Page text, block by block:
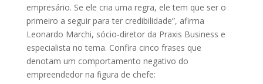
empresário. Se ele cria uma regra, ele tem que ser o
primeiro a seguir para ter credibilidade”, afirma
Leonardo Marchi, sócio-diretor da Praxis Business e
especialista no tema. Confira cinco frases que
denotam um comportamento negativo do
empreendedor na figura de chefe: